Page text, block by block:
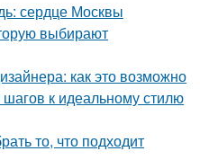
сердце Москвы
выбирают
как это возможно
к идеальному стилю
то, что подходит